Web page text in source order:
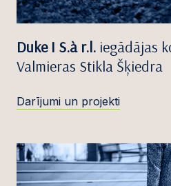
Duke I S.à r.l. iegādājas
Valmieras Stikla Šķiedra
Darījumi un projekti